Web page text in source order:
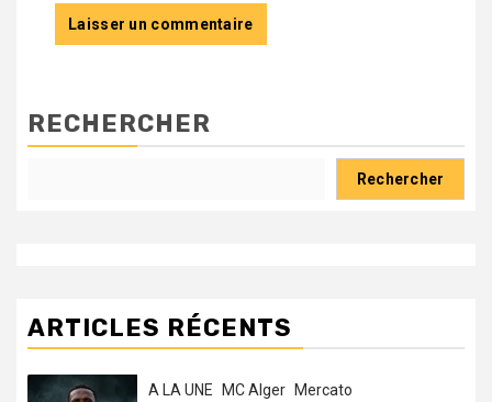
RECHERCHER
Rechercher
ARTICLES RÉCENTS
A LA UNE MC Alger Mercato